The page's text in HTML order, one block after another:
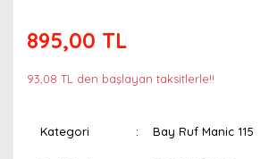
895,00 TL
93,08 TL den başlayan taksitlerle!!
Kategori Bay Ruf Manic 115